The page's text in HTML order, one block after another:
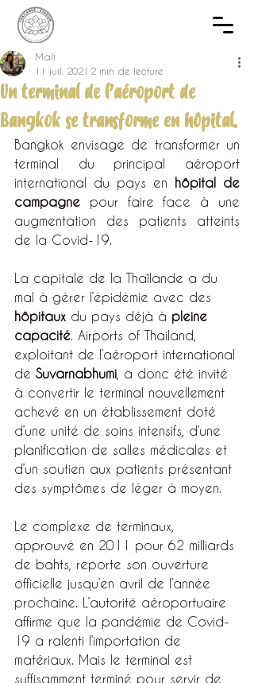
Un terminal de l’aéroport de
Bangkok se transforme en hôpital.
Mali
11 juil. 2021 2 min de lecture
Bangkok envisage de transformer un
terminal du principal aéroport
international du pays en hôpital de
campagne pour faire face à une
augmentation des patients atteints
de la Covid-19.
La capitale de la Thaïlande a du
mal à gérer l’épidémie avec des
hôpitaux du pays déjà à pleine
capacité. Airports of Thailand,
exploitant de l’aéroport international
de Suvarnabhumi , a donc été invité
à convertir le terminal nouvellement
achevé en un établissement doté
d’une unité de soins intensifs, d’une
planification de salles médicales et
d’un soutien aux patients présentant
des symptômes de léger à moyen.
Le complexe de terminaux,
approuvé en 2011 pour 62 milliards
de bahts, reporte son ouverture
officielle jusqu’en avril de l’année
prochaine. L’autorité aéroportuaire
affirme que la pandémie de Covid-
19 a ralenti l’importation de
matériaux. Mais le terminal est
suffisamment terminé pour servir de